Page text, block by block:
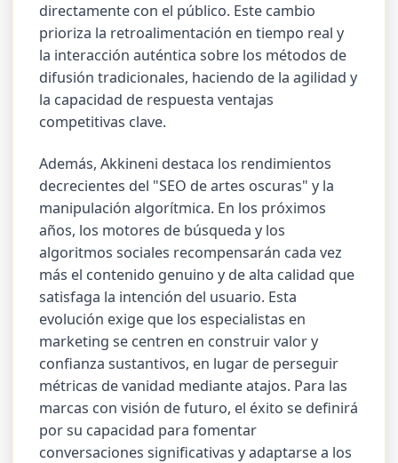
directamente con el público. Este cambio
prioriza la retroalimentación en tiempo real y
la interacción auténtica sobre los métodos de
difusión tradicionales, haciendo de la agilidad y
la capacidad de respuesta ventajas
competitivas clave.
Además, Akkineni destaca los rendimientos
decrecientes del "SEO de artes oscuras" y la
manipulación algorítmica. En los próximos
años, los motores de búsqueda y los
algoritmos sociales recompensarán cada vez
más el contenido genuino y de alta calidad que
satisfaga la intención del usuario. Esta
evolución exige que los especialistas en
marketing se centren en construir valor y
confianza sustantivos, en lugar de perseguir
métricas de vanidad mediante atajos. Para las
marcas con visión de futuro, el éxito se definirá
por su capacidad para fomentar
conversaciones significativas y adaptarse a los